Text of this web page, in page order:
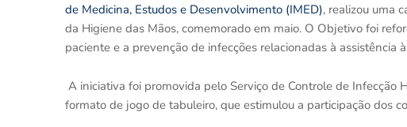
de Medicina, Estudos e Desenvolvimento (IMED), realizou uma
da Higiene das Mãos, comemorado em maio. O Objetivo foi
paciente e a prevenção de infecções relacionadas à assistência
A iniciativa foi promovida pelo Serviço de Controle de Infecção
formato de jogo de tabuleiro, que estimulou a participação dos